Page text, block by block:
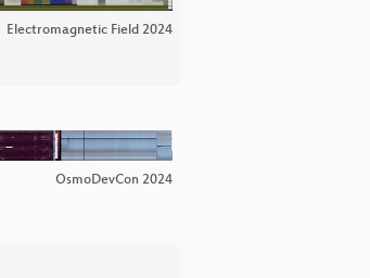
Electromagnetic Field 2024
OsmoDevCon 2024